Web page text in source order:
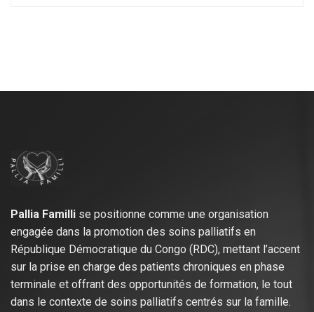
Pallia Familli se positionne comme une organisation
engagée dans la promotion des soins palliatifs en
République Démocratique du Congo (RDC), mettant l’accent
sur la prise en charge des patients chroniques en phase
terminale et offrant des opportunités de formation, le tout
dans le contexte de soins palliatifs centrés sur la famille.